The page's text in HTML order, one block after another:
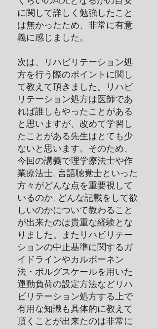
に関して詳しく勉強したこと
は無かったため、非常に有意
義に感じました。
次は、リハビリテーション処
方を行う際のポイントに関し
て教えて頂きました。リハビ
リテーション処方は医師であ
れば誰しもやったことがある
と思いますが、改めて学習し
たことがある先生はとても少
ないと思います。そのため、
今回の講義で理学療法士や作
業療法士, 言語聴覚士といった
方々がどんな点を重要視して
いるのか, どんな記載をして欲
しいのかについて教わること
が出来たのは貴重な経験とな
りました。またリハビリテー
ションの中止基準に関するガ
イドラインやカルボーネン
法・ボルグスケールを用いた
運動負荷の設定方法などリハ
ビリテーション処方する上で
有用な知識も具体的に教えて
頂くことが出来たのは非常に